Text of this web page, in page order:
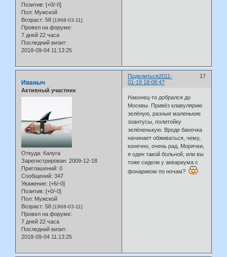
Позитив: [+0/-0]
Пол: Мужской
Возраст: 58 [1968-03-11]
Провел на форуме:
7 дней 22 часа
Последний визит:
2018-09-04 11:13:25
Поделиться 17
2011-
01-19 18:08:47
Иваныч
Активный участник
Откуда: Калуга
Зарегистрирован: 2009-12-18
Приглашений: 0
Сообщений: 347
Уважение: [+6/-0]
Позитив: [+0/-0]
Пол: Мужской
Возраст: 58 [1968-03-11]
Провел на форуме:
7 дней 22 часа
Последний визит:
2018-09-04 11:13:25
Наконец-то добрался до
Москвы. Привёз клавулярию
зелёную, разные маленькие
зоантусы, политойку
зелёненькую. Вроде баночка
начинает обживаться, чему,
конечно, очень рад. Морячки,
я один такой больной, или вы
тоже сидели у аквариума с
фонариком по ночам?